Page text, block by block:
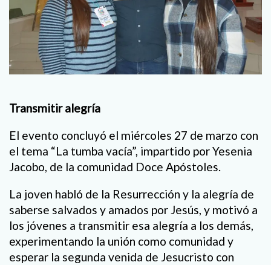
Transmitir alegría
El evento concluyó el miércoles 27 de marzo con
el tema “La tumba vacía”, impartido por Yesenia
Jacobo, de la comunidad Doce Apóstoles.
La joven habló de la Resurrección y la alegría de
saberse salvados y amados por Jesús, y motivó a
los jóvenes a transmitir esa alegría a los demás,
experimentando la unión como comunidad y
esperar la segunda venida de Jesucristo con